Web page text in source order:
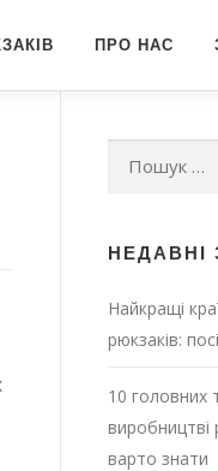
ПРО НАС
Пошук:
НЕДАВНІ
Найкращі
рюкзаків:
10 головних
виробництві
варто знати